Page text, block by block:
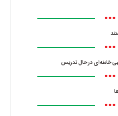
•••
•••
خامنه‌ای در حال تدریس
•••
•••